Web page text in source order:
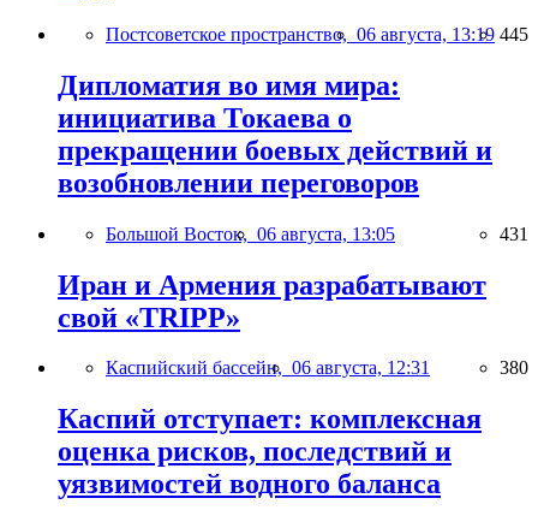
Постсоветское пространство, 06 августа, 13:19 445
Дипломатия во имя мира:
инициатива Токаева о
прекращении боевых действий и
возобновлении переговоров
Большой Восток, 06 августа, 13:05 431
Иран и Армения разрабатывают
свой «TRIPP»
Каспийский бассейн, 06 августа, 12:31 380
Каспий отступает: комплексная
оценка рисков, последствий и
уязвимостей водного баланса